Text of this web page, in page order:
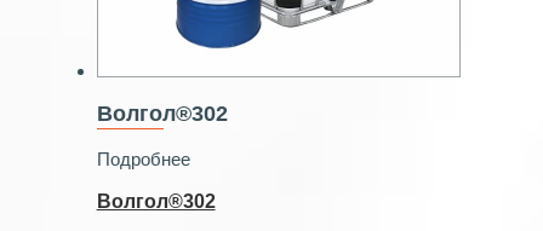
Волгол®302
Подробнее
Волгол®302